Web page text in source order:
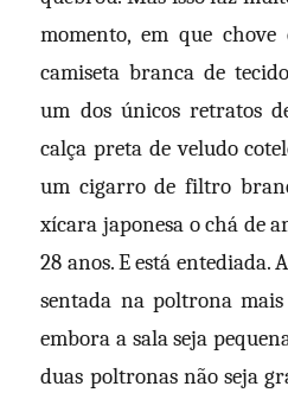
momento, em que
camiseta branca de
um dos únicos retratos
calça preta de veludo
um cigarro de filtro
xícara japonesa o chá de
28 anos. E está entediada.
sentada na poltrona
embora a sala seja
duas poltronas não seja